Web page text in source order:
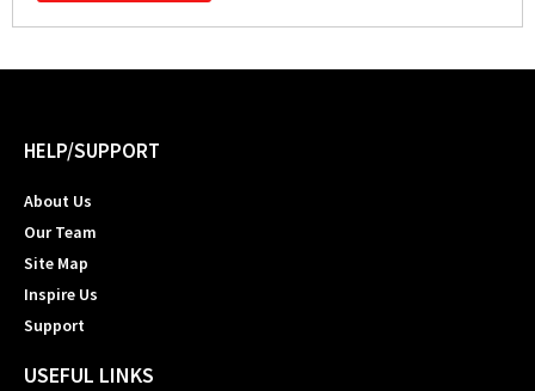
HELP/SUPPORT
About Us
Our Team
Site Map
Inspire Us
Support
USEFUL LINKS